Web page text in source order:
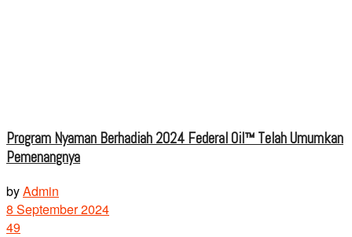
Program Nyaman Berhadiah 2024 Federal Oil™ Telah Umumkan
Pemenangnya
byAdmin
8 September 2024
49